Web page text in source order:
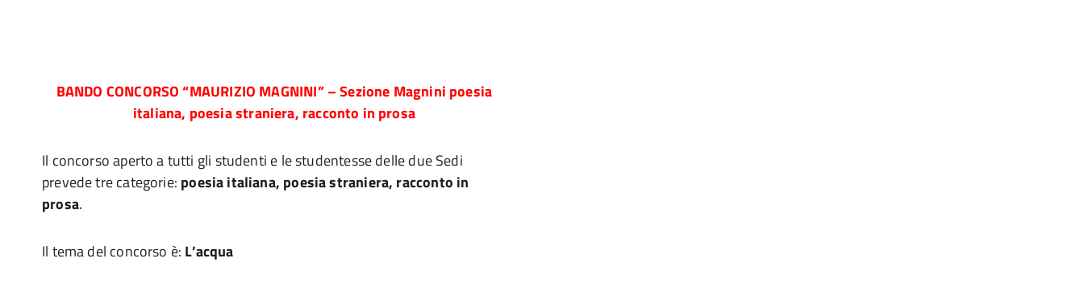
BANDO CONCORSO “MAURIZIO MAGNINI” – Sezione Magnini poesia
italiana, poesia straniera, racconto in prosa
Il concorso aperto a tutti gli studenti e le studentesse delle due Sedi
prevede tre categorie: poesia italiana, poesia straniera, racconto in
prosa.
Il tema del concorso è: L’acqua